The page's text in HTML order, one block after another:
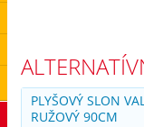
PLYŠOVÝ SLON
RUŽOVÝ 90CM